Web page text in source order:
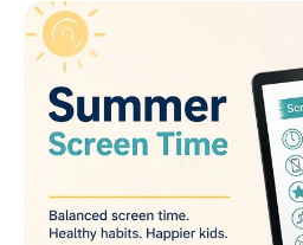
Ein „Nein“ hingegen erfordert
gentliche Frage ist jedoch
dy möchte – das möchte es
dafür ist. Schauen wir uns
as „bereit“ eigentlich